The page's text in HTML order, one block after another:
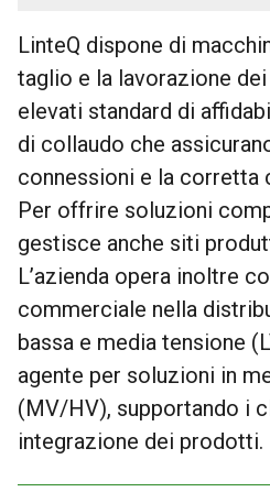
LinteQ dispone di
taglio e la lavorazione
elevati standard di
di collaudo che
connessioni e la corretta
Per offrire soluzioni
gestisce anche siti
L’azienda opera inoltre
commerciale nella
bassa e media tensione
agente per soluzioni in
(MV/HV), supportando i
integrazione dei prodotti.